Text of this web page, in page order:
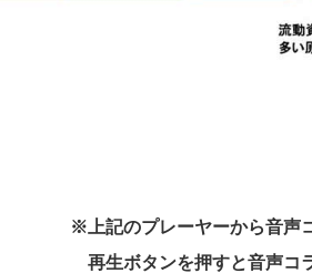
※上記のプレーヤーから音声
再生ボタンを押すと音声コ